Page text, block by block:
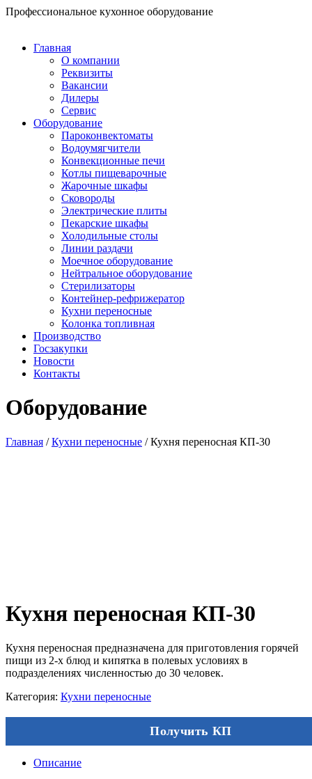
Перейти
Профессиональное кухонное оборудование
Главная
О компании
Реквизиты
Вакансии
Дилеры
Сервис
Оборудование
Пароконвектоматы
Водоумягчители
Конвекционные печи
Котлы пищеварочные
Жарочные шкафы
Сковороды
Электрические плиты
Пекарские шкафы
Холодильные столы
Линии раздачи
Моечное оборудование
Нейтральное оборудование
Стерилизаторы
Контейнер-рефрижератор
Кухни переносные
Колонка топливная
Производство
Госзакупки
Новости
Контакты
Оборудование
Главная /Кухни переносные / Кухня переносная КП-30
Кухня переносная КП-30
Кухня переносная предназначена для приготовления горячей
пищи из 2-х блюд и кипятка в полевых условиях в
подразделениях численностью до 30 человек.
Категория: Кухни переносные
Получить КП
Описание